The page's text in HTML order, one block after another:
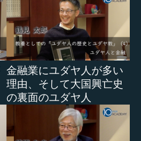
金融業にユダヤ人が多い
理由、そして大国興亡史
の裏面のユダヤ人